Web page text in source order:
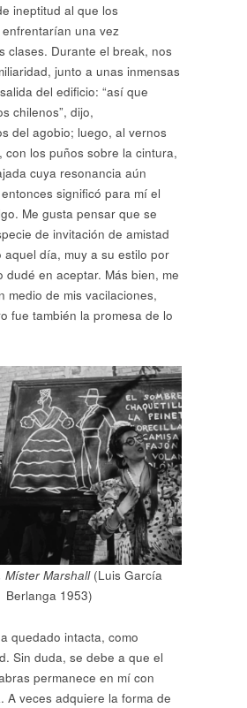
ineptitud al que los
una vez
clases. Durante el break, nos
junto a unas inmensas
del edificio: “así que
chilenos”, dijo,
del agobio; luego, al vernos
con los puños sobre la cintura,
cuya resonancia aún
significó para mí el
Me gusta pensar que se
de invitación de amistad
aquel día, muy a su estilo por
dudé en aceptar. Más bien, me
medio de mis vacilaciones,
fue también la promesa de lo
Míster Marshall(Luis García
Berlanga 1953)
quedado intacta, como
Sin duda, se debe a que el
permanece en mí con
A veces adquiere la forma de